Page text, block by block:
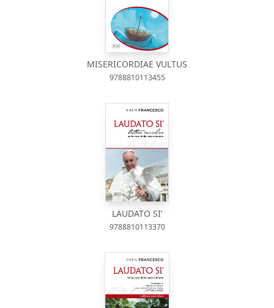
MISERICORDIAE VULTUS
9788810113455
LAUDATO SI’
9788810113370